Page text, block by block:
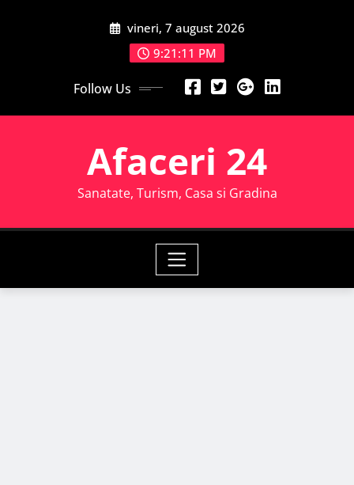
vineri, 7 august 2026
9:21:13 PM
Follow Us
Afaceri 24
Sanatate, Turism, Casa si Gradina